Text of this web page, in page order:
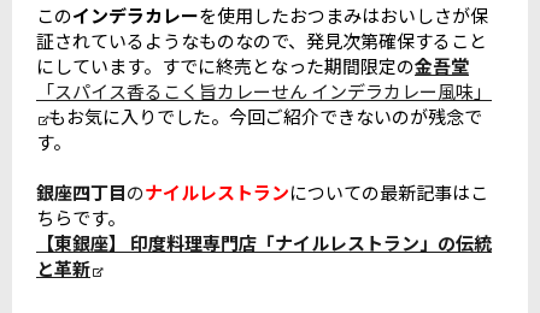
このインデラカレーを使用したおつまみはおいしさが保
証されているようなものなので、発見次第確保すること
にしています。すでに終売となった期間限定の金吾堂
「スパイス香るこく旨カレーせん インデラカレー風味」
もお気に入りでした。今回ご紹介できないのが残念で
す。
銀座四丁目のナイルレストランについての最新記事はこ
ちらです。
【東銀座】 印度料理専門店「ナイルレストラン」の伝統
と革新